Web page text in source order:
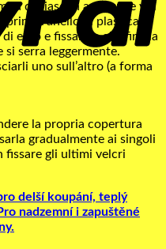
di ciascun arco sulle viti
l’anello di plastica
esso e fissando alla fine la
serra leggermente.
uno sull’altro (a forma
la propria copertura
gradualmente ai singoli
fissare gli ultimi velcri